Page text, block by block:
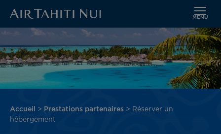
Aller
contenu
principal
MENU
Image
Fil
d'Ariane
Accueil Prestations partenaires
Réserver un
hébergement